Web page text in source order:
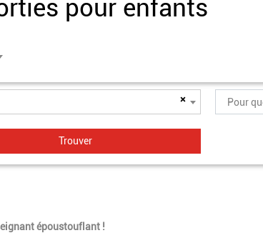
pour enfants
×
époustouflant !